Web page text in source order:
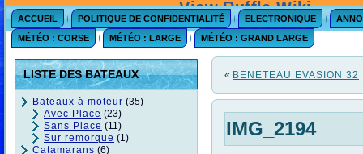
ACCUEIL POLITIQUE DE CONFIDENTIALITÉ ELECTRONIQUE
MÉTÉO : CORSE
MÉTÉO : LARGE MÉTÉO : GRAND LARGE
LISTE DES BATEAUX
Bateaux à moteur (35)
Avec Place (23)
Sans Place (11)
Sur remorque (1)
Catamarans (6)
« BENETEAU EVASION 32
IMG_2194